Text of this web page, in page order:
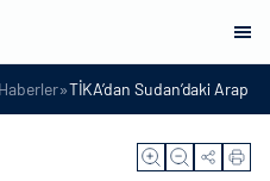
Haberler»TİKA’dan Sudan’daki Arap